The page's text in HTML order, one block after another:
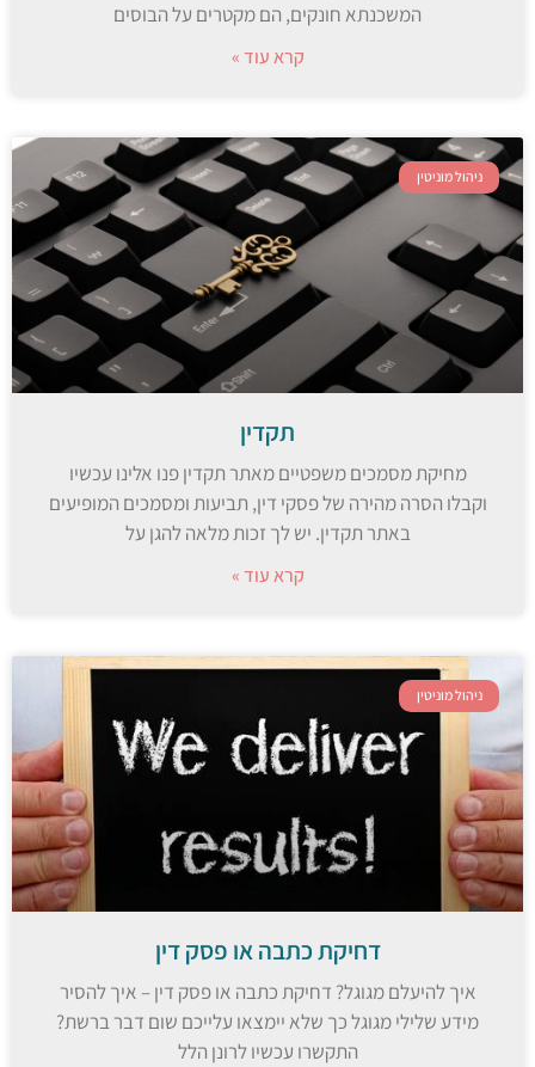
המשכנתא חונקים, הם מקטרים על הבוסים
קרא עוד »
ניהול מוניטין
תקדין
מחיקת מסמכים משפטיים מאתר תקדין פנו אלינו עכשיו
וקבלו הסרה מהירה של פסקי דין, תביעות ומסמכים המופיעים
באתר תקדין. יש לך זכות מלאה להגן על
קרא עוד »
ניהול מוניטין
דחיקת כתבה או פסק דין
איך להיעלם מגוגל? דחיקת כתבה או פסק דין – איך להסיר
מידע שלילי מגוגל כך שלא יימצאו עלייכם שום דבר ברשת?
התקשרו עכשיו לרונן הלל